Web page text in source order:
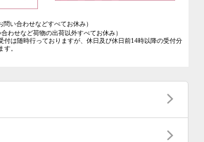
問い合わせなどすべてお休み）
合わせなど荷物の出荷以外すべてお休み）
は随時行っておりますが、休日及び休日前14時以降の受付分
す。